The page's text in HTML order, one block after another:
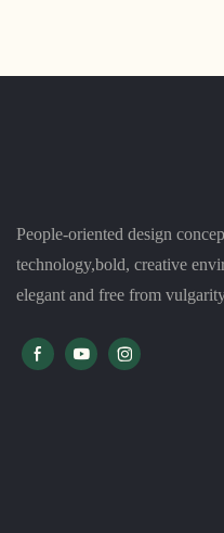
People-oriented design
technology,bold, creative
elegant and free from